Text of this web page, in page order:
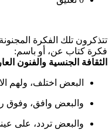
تتذكرون تلك الفكرة
فكرة كتاب عن، أو باسم:
الثقافة الجنسية والفنون
البعض اختلف، ولهم
والبعض وافق، وفوق
والبعض تردد، على